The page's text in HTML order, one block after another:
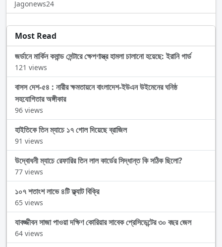
Jagonews24
Most Read
জর্ডানে মার্কিন কমান্ড সেন্টারে ক্ষেপণাস্ত্র হামলা চালানো হয়েছে: ইরানি গার্ড
121 views
বাসস দেশ-৫৪ : নারীর ক্ষমতায়নে বাংলাদেশ-ইউএন উইমেনের ঘনিষ্ঠ
সহযোগিতার অঙ্গীকার
96 views
হাইতিকে তিন ম্যাচে ১৭ গোল দিয়েছে ব্রাজিল
91 views
উদ্বোধনী ম্যাচে রেফারির তিন লাল কার্ডের সিদ্ধান্ত কি সঠিক ছিলো?
77 views
১০৭ শতাংশ লাভে ৪টি ফ্ল্যাট বিক্রি
65 views
যাবজ্জীবন সাজা পাওয়া দক্ষিণ কোরিয়ার সাবেক প্রেসিডেন্টের ৩০ বছর জেল
64 views